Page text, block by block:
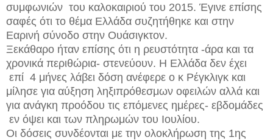
συμφωνιών του καλοκαιριού του 2015. Έγινε επίσης
σαφές ότι το θέμα Ελλάδα συζητήθηκε και στην
Εαρινή σύνοδο στην Ουάσιγκτον.
Ξεκάθαρο ήταν επίσης ότι η ρευστότητα -άρα και τα
χρονικά περιθώρια- στενεύουν. Η Ελλάδα δεν έχει
επί 4 μήνες λάβει δόση ανέφερε ο κ Ρέγκλιγκ και
μίλησε για αύξηση ληξιπρόθεσμων οφειλών αλλά και
για ανάγκη προόδου τις επόμενες ημέρες- εβδομάδες
εν όψει και των πληρωμών του Ιουλίου.
Οι δόσεις συνδέονται με την ολοκλήρωση της 1ης